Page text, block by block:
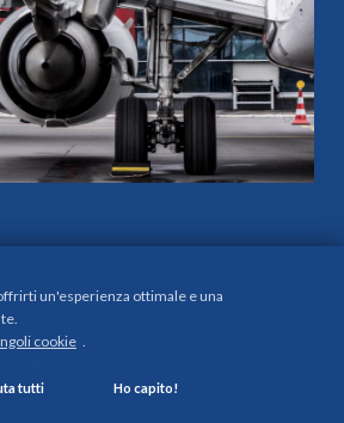
Formato
un'esperienza ottimale e una
cookie .
tutti Ho capito!